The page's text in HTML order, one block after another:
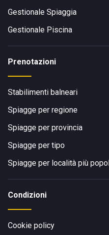
Gestionale Spiaggia
Gestionale Piscina
Prenotazioni
Stabilimenti balneari
Spiagge per regione
Spiagge per provincia
Spiagge per tipo
Spiagge per località più
Condizioni
Cookie policy